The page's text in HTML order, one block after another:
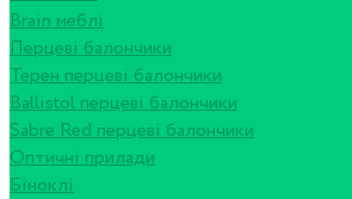
Brain меблі
Перцеві балончики
Терен перцеві балончики
Ballistol перцеві балончики
Sabre Red перцеві балончики
Оптичні прилади
Біноклі